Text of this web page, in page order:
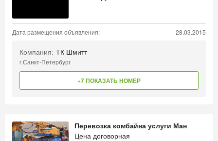
Дата размещения объявления: 28.03.2015
Компания: ТК Шмитт
г.Санкт-Петербург
+7 ПОКАЗАТЬ НОМЕР
Перевозка комбайна услуги Ман
Цена договорная